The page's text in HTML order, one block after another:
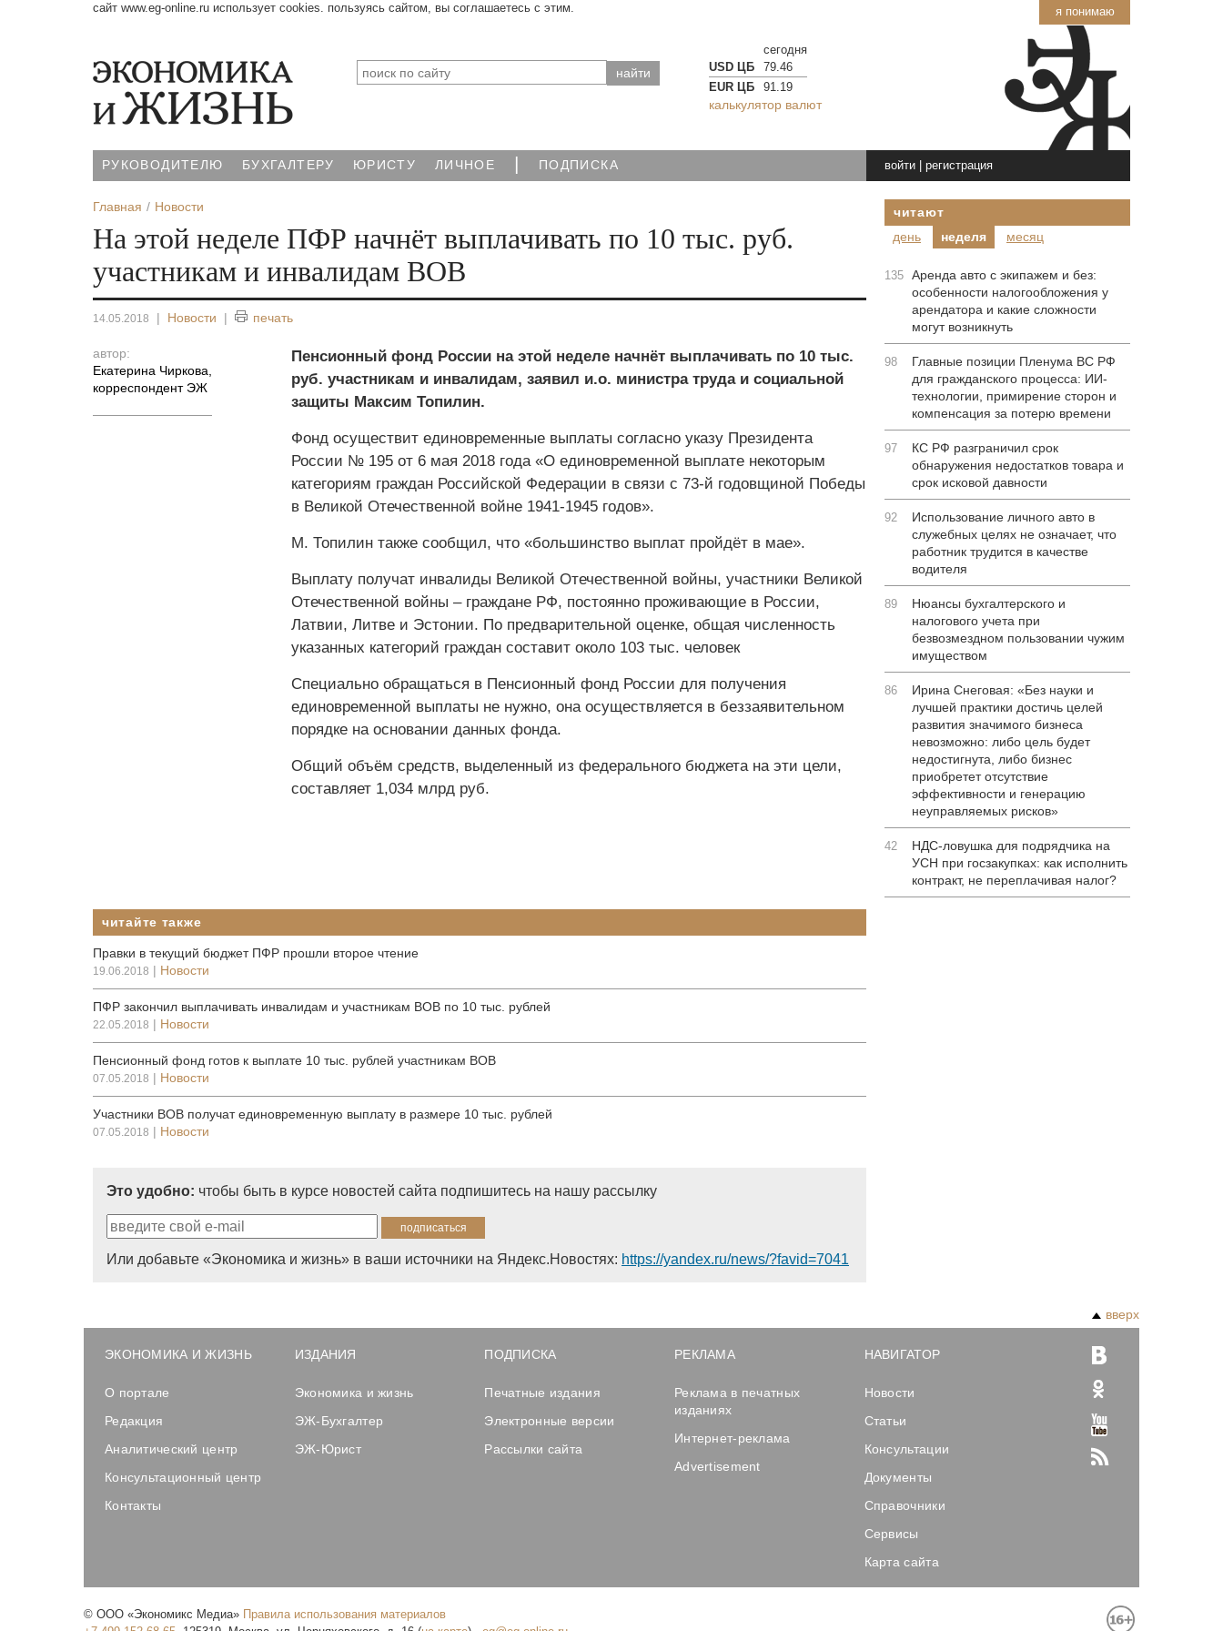
я понимаю
сайт www.eg-online.ru использует cookies. пользуясь сайтом, вы соглашаетесь с этим.
сегодня
USD ЦБ
79.46
EUR ЦБ
91.19
калькулятор валют
РУКОВОДИТЕЛЮ БУХГАЛТЕРУ ЮРИСТУ ЛИЧНОЕ | ПОДПИСКА войти| регистрация
Главная Новости
На этой неделе ПФР начнёт выплачивать по 10 тыс. руб.
участникам и инвалидам ВОВ
14.05.2018 | Новости | печать
автор:
Екатерина Чиркова
корреспондент ЭЖ
Пенсионный фонд России на этой неделе начнёт выплачивать по 10 тыс.
руб. участникам и инвалидам, заявил и.о. министра труда и социальной
защиты Максим Топилин.
Фонд осуществит единовременные выплаты согласно указу Президента
России № 195 от 6 мая 2018 года «О единовременной выплате некоторым
категориям граждан Российской Федерации в связи с 73-й годовщиной Победы
в Великой Отечественной войне 1941-1945 годов».
М. Топилин также сообщил, что «большинство выплат пройдёт в мае».
Выплату получат инвалиды Великой Отечественной войны, участники Великой
Отечественной войны – граждане РФ, постоянно проживающие в России,
Латвии, Литве и Эстонии. По предварительной оценке, общая численность
указанных категорий граждан составит около 103 тыс. человек
Специально обращаться в Пенсионный фонд России для получения
единовременной выплаты не нужно, она осуществляется в беззаявительном
порядке на основании данных фонда.
Общий объём средств, выделенный из федерального бюджета на эти цели,
составляет 1,034 млрд руб.
читайте также
Правки в текущий бюджет ПФР прошли второе чтение
19.06.2018 | Новости
ПФР закончил выплачивать инвалидам и участникам ВОВ по 10 тыс. рублей
22.05.2018 | Новости
Пенсионный фонд готов к выплате 10 тыс. рублей участникам ВОВ
07.05.2018 | Новости
Участники ВОВ получат единовременную выплату в размере 10 тыс. рублей
07.05.2018 | Новости
Это удобно: чтобы быть в курсе новостей сайта подпишитесь на нашу рассылку
Или добавьте «Экономика и жизнь» в ваши источники на Яндекс.Новостях: https://yandex.ru/news/?favid=7041
читают
день
неделя месяц
135 Аренда авто с экипажем и без:
особенности налогообложения у
арендатора и какие сложности
могут возникнуть
98
Главные позиции Пленума ВС РФ
для гражданского процесса: ИИ-
технологии, примирение сторон и
компенсация за потерю времени
97
КС РФ разграничил срок
обнаружения недостатков товара и
срок исковой давности
92
Использование личного авто в
служебных целях не означает, что
работник трудится в качестве
водителя
89
Нюансы бухгалтерского и
налогового учета при
безвозмездном пользовании чужим
имуществом
86
Ирина Снеговая: «Без науки и
лучшей практики достичь целей
развития значимого бизнеса
невозможно: либо цель будет
недостигнута, либо бизнес
приобретет отсутствие
эффективности и генерацию
неуправляемых рисков»
42
НДС-ловушка для подрядчика на
УСН при госзакупках: как исполнить
контракт, не переплачивая налог?
вверх
ЭКОНОМИКА И ЖИЗНЬ
О портале
Редакция
Аналитический центр
Консультационный центр
Контакты
ИЗДАНИЯ
Экономика и жизнь
ЭЖ-Бухгалтер
ЭЖ-Юрист
ПОДПИСКА
Печатные издания
Электронные версии
Рассылки сайта
РЕКЛАМА
Реклама в печатных
изданиях
Интернет-реклама
Advertisement
НАВИГАТОР
Новости
Статьи
Консультации
Документы
Справочники
Сервисы
Карта сайта
© ООО «Экономикс Медиа» Правила использования материалов